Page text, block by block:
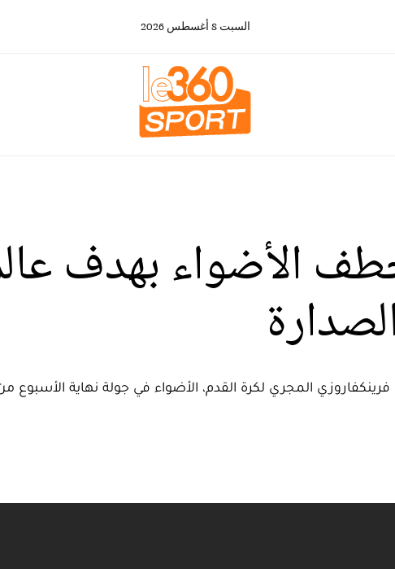
السبت 8 أغسطس 2026
الأضواء بهدف
المجري لكرة القدم، الأضواء في جولة نهاية الأسبوع